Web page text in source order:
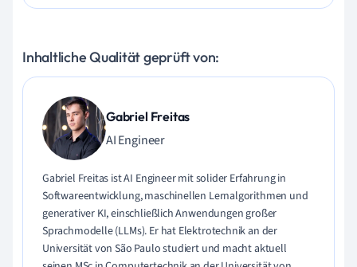
Inhaltliche Qualität geprüft von:
Gabriel Freitas
AI Engineer
Gabriel Freitas ist AI Engineer mit solider Erfahrung in
Softwareentwicklung, maschinellen Lernalgorithmen und
generativer KI, einschließlich Anwendungen großer
Sprachmodelle (LLMs). Er hat Elektrotechnik an der
Universität von São Paulo studiert und macht aktuell